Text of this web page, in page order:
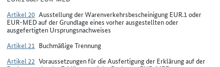
Artikel 20 Ausstellung der Warenverkehrsbescheinigung EUR.1 oder
EUR-MED auf der Grundlage eines vorher ausgestellten oder
ausgefertigten Ursprungsnachweises
Artikel 21 Buchmäßige Trennung
Artikel 22 Voraussetzungen für die Ausfertigung der Erklärung auf der